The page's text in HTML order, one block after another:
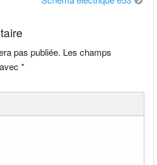
pas publiée. Les champs
*